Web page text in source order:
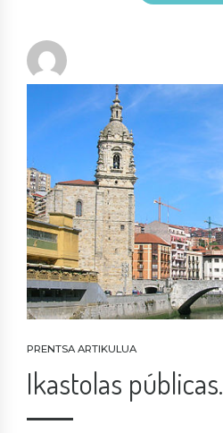
PRENTSA ARTIKULUA
Ikastolas públicas.